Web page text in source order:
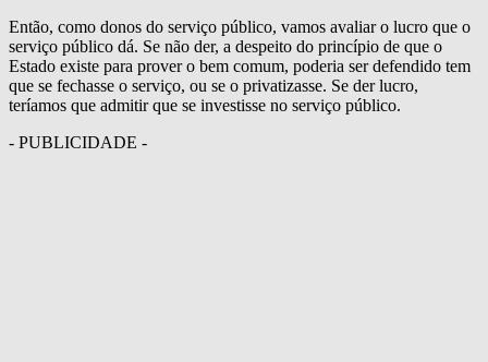
Então, como donos do serviço público, vamos avaliar o lucro que o
serviço público dá. Se não der, a despeito do princípio de que o
Estado existe para prover o bem comum, poderia ser defendido tem
que se fechasse o serviço, ou se o privatizasse. Se der lucro,
teríamos que admitir que se investisse no serviço público.
- PUBLICIDADE -